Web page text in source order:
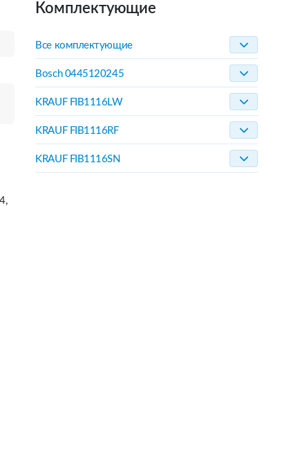
Комплектующие
Все комплектующие
Bosch 0445120245
KRAUF FIB1116LW
KRAUF FIB1116RF
KRAUF FIB1116SN